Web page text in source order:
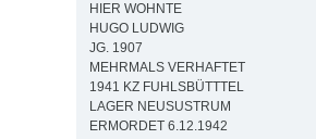
HIER WOHNTE
HUGO LUDWIG
JG. 1907
MEHRMALS VERHAFTET
1941 KZ FUHLSBÜTTTEL
LAGER NEUSUSTRUM
ERMORDET 6.12.1942